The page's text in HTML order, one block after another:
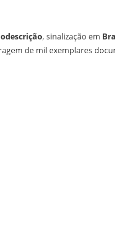
, sinalização em
de mil exemplares